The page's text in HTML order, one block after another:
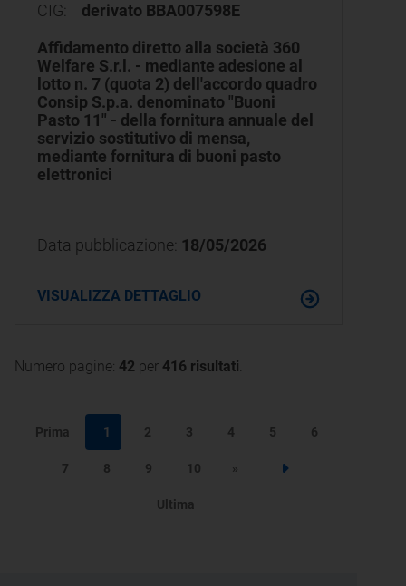
CIG:
derivato BBA007598E
Affidamento diretto alla società 360
Welfare S.r.l. - mediante adesione al
lotto n. 7 (quota 2) dell'accordo quadro
Consip S.p.a. denominato "Buoni
Pasto 11" - della fornitura annuale del
servizio sostitutivo di mensa,
mediante fornitura di buoni pasto
elettronici
Data pubblicazione: 18/05/2026
VISUALIZZA DETTAGLIO
Numero pagine: 42 per 416 risultati.
Prima 1 2 3 4 5 6
7 8 9 10 »
Step successivo
Ultima